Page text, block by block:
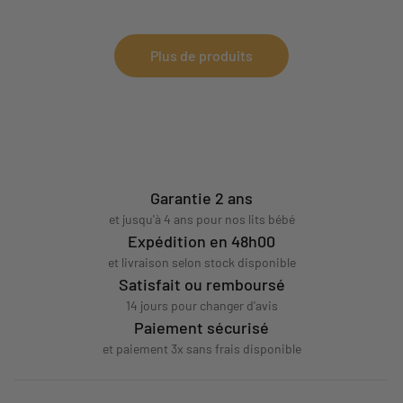
Plus de produits
Garantie 2 ans
et jusqu'à 4 ans pour nos lits bébé
Expédition en 48h00
et livraison selon stock disponible
Satisfait ou remboursé
14 jours pour changer d'avis
Paiement sécurisé
et paiement 3x sans frais disponible